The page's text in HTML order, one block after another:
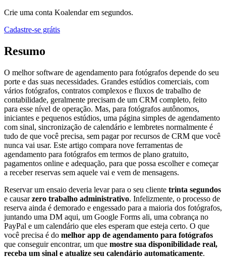
Crie uma conta Koalendar em segundos.
Cadastre-se grátis
Resumo
O melhor software de agendamento para fotógrafos depende do seu
porte e das suas necessidades. Grandes estúdios comerciais, com
vários fotógrafos, contratos complexos e fluxos de trabalho de
contabilidade, geralmente precisam de um CRM completo, feito
para esse nível de operação. Mas, para fotógrafos autônomos,
iniciantes e pequenos estúdios, uma página simples de agendamento
com sinal, sincronização de calendário e lembretes normalmente é
tudo de que você precisa, sem pagar por recursos de CRM que você
nunca vai usar. Este artigo compara nove ferramentas de
agendamento para fotógrafos em termos de plano gratuito,
pagamentos online e adequação, para que possa escolher e começar
a receber reservas sem aquele vai e vem de mensagens.
Reservar um ensaio deveria levar para o seu cliente trinta segundos
e causarzero trabalho administrativo. Infelizmente, o processo de
reserva ainda é demorado e engessado para a maioria dos fotógrafos,
juntando uma DM aqui, um Google Forms ali, uma cobrança no
PayPal e um calendário que eles esperam que esteja certo. O que
você precisa é do melhor app de agendamento para fotógrafos
que conseguir encontrar, um que mostre sua disponibilidade real,
receba um sinal e atualize seu calendário automaticamente.